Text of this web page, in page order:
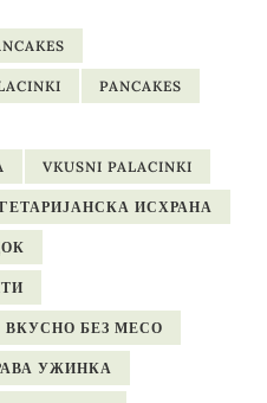
PANCAKES
VKUSNI PALACINKI
ИСХРАНА
ВКУСНО БЕЗ МЕСО
УЖИНКА